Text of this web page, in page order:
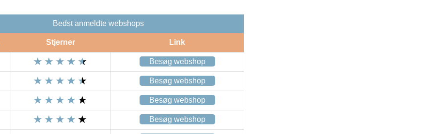
Bedst anmeldte webshops
Stjerner Link
Besøg webshop
Besøg webshop
Besøg webshop
Besøg webshop